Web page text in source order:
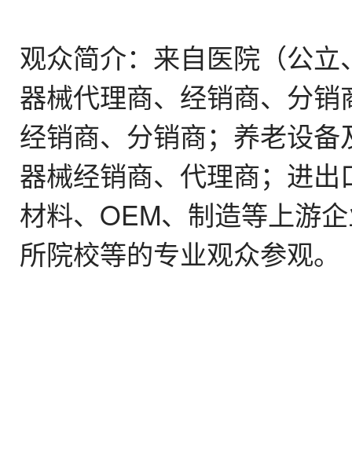
观众简介：来自医院（公
器械代理商、经销商、分
经销商、分销商；养老设
器械经销商、代理商；进
材料、OEM、制造等上游
所院校等的专业观众参观。